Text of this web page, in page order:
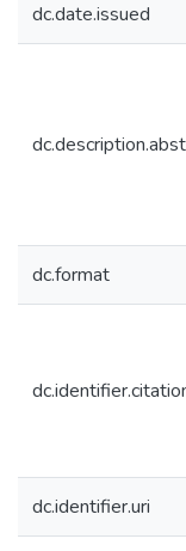
dc.date.issued
dc.format
dc.identifier.uri